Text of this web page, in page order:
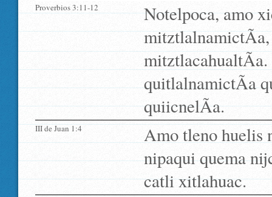
Proverbios 3:11-12
Notelpoca, amo
mitztlalnamictÃ­a,
quitlalnamictÃ­a
quiicnelÃ­a.
III de Juan 1:4
Amo tleno huelis
nipaqui quema
catli xitlahuac.